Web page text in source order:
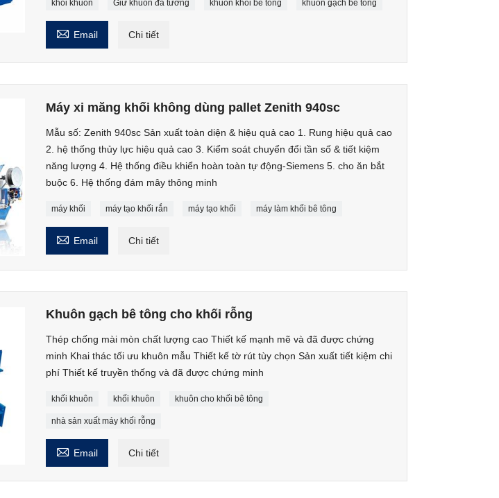
khối khuôn Giữ khuôn đá tường khuôn khối bê tông khuôn gạch bê tông
 Email Chi tiết
Máy xi măng khối không dùng pallet Zenith 940sc
Mẫu số: Zenith 940sc Sản xuất toàn diện & hiệu quả cao 1. Rung hiệu quả cao
2. hệ thống thủy lực hiệu quả cao 3. Kiểm soát chuyển đổi tần số & tiết kiệm
năng lượng 4. Hệ thống điều khiển hoàn toàn tự động-Siemens 5. cho ăn bắt
buộc 6. Hệ thống đám mây thông minh
máy khối máy tạo khối rắn máy tạo khối máy làm khối bê tông
 Email Chi tiết
Khuôn gạch bê tông cho khối rỗng
Thép chống mài mòn chất lượng cao Thiết kế mạnh mẽ và đã được chứng
minh Khai thác tối ưu khuôn mẫu Thiết kế tờ rút tùy chọn Sản xuất tiết kiệm chi
phí Thiết kế truyền thống và đã được chứng minh
khối khuôn khối khuôn khuôn cho khối bê tông
nhà sản xuất máy khối rỗng
 Email Chi tiết